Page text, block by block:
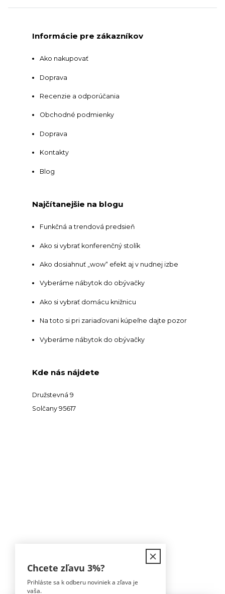
Informácie pre zákazníkov
Ako nakupovať
Doprava
Recenzie a odporúčania
Obchodné podmienky
Doprava
Kontakty
Blog
Najčítanejšie na blogu
Funkčná a trendová predsieň
Ako si vybrať konferenčný stolík
Ako dosiahnuť „wow“ efekt aj v nudnej izbe
Vyberáme nábytok do obývačky
Ako si vybrať domácu knižnicu
Na toto si pri zariaďovani kúpeľne dajte pozor
Vyberáme nábytok do obývačky
Kde nás nájdete
Družstevná 9
Solčany 95617
Tomáš Hula
Chcete zľavu 3%?
Prihláste sa k odberu noviniek a zľava je
vaša.